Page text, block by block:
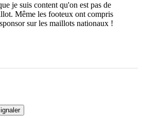
je suis content qu'on est pas de
Même les footeux ont compris
sur les maillots nationaux !